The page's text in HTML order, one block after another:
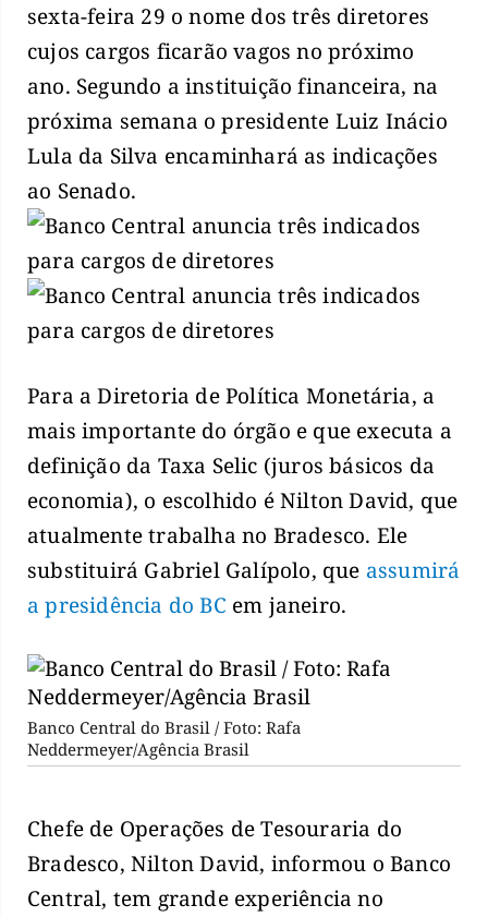
sexta-feira 29 o nome dos três diretores
cujos cargos ficarão vagos no próximo
ano. Segundo a instituição financeira, na
próxima semana o presidente Luiz Inácio
Lula da Silva encaminhará as indicações
ao Senado.
Para a Diretoria de Política Monetária, a
mais importante do órgão e que executa a
definição da Taxa Selic (juros básicos da
economia), o escolhido é Nilton David, que
atualmente trabalha no Bradesco. Ele
substituirá Gabriel Galípolo, que assumirá
a presidência do BC em janeiro.
Banco Central do Brasil / Foto: Rafa
Neddermeyer/Agência Brasil
Chefe de Operações de Tesouraria do
Bradesco, Nilton David, informou o Banco
Central, tem grande experiência no